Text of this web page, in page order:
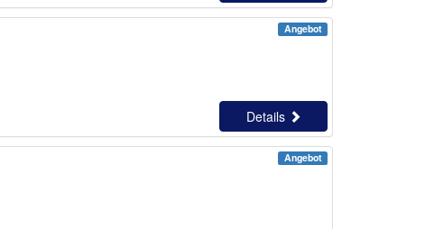
Angebot
Details
Angebot